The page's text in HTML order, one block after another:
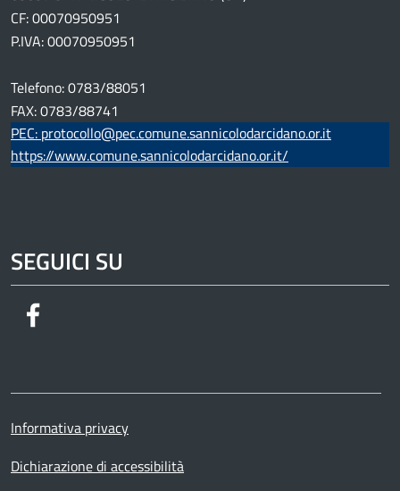
CF: 00070950951
P.IVA: 00070950951
Telefono: 0783/88051
FAX: 0783/88741
PEC: protocollo@pec.comune.sannicolodarcidano.or.it
https://www.comune.sannicolodarcidano.or.it/
SEGUICI SU
Informativa privacy
Dichiarazione di accessibilità